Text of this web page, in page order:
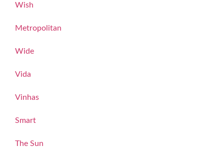
Wish
Metropolitan
Wide
Vida
Vinhas
Smart
The Sun